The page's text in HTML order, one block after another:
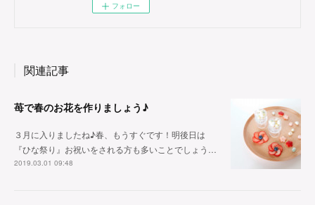
フォロー
関連記事
苺で春のお花を作りましょう♪
３月に入りましたね♪春、もうすぐです！明後日は
『ひな祭り』お祝いをされる方も多いことでしょう…
2019.03.01 09:48